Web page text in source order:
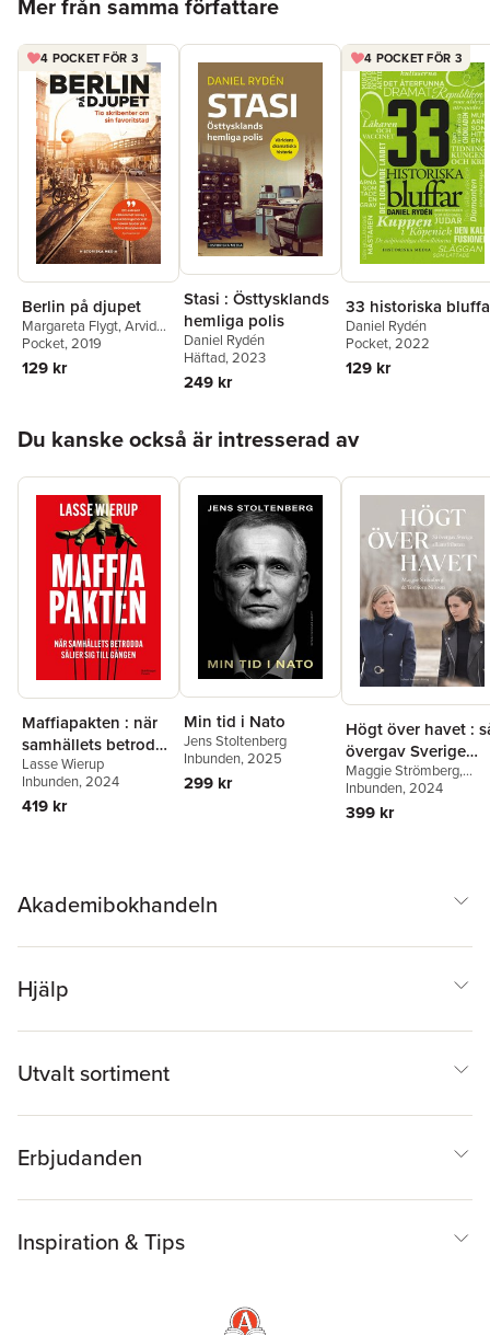
Mer från samma författare
4 POCKET FÖR 3
Berlin på djupet
Margareta Flygt,Arvid
Jurjaks,Malin
Krutmeijer
Lewenhagen
Rydén,Per Svensson
Pocket, 2019
129 kr
Stasi : Östtysklands
hemliga polis
Daniel Rydén
Häftad, 2023
249 kr
4 POCKET FÖR 3
33 historiska
Daniel Rydén
Pocket, 2022
129 kr
Du kanske också är intresserad av
Maffiapakten : när
samhällets betrodda
säljer sig till gängen
Lasse Wierup
Inbunden, 2024
419 kr
Min tid i Nato
Jens Stoltenberg
Inbunden, 2025
299 kr
Högt över havet :
övergav Sverige
alliansfriheten
Maggie Strömberg,
Torbjörn Nilsson
Inbunden, 2024
399 kr
Akademibokhandeln
Hjälp
Utvalt sortiment
Erbjudanden
Inspiration & Tips